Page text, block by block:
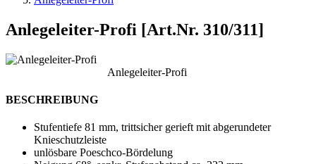
Anlegeleiter-Profi [Art.Nr. 310/311]
Anlegeleiter-Profi
BESCHREIBUNG
Stufentiefe 81 mm, trittsicher gerieft mit abgerundeter
Knieschutzleiste
unlösbare Poeschco-Bördelung